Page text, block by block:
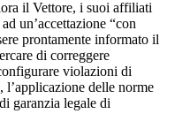
il Vettore, i suoi affiliati
un’accettazione “con
prontamente informato il
di correggere
violazioni di
l’applicazione delle norme
garanzia legale di